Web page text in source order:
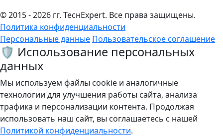
© 2015 - 2026 гг. ТеcнExpert. Все права защищены.
Политика конфиденциальности
Персональные данные Пользовательское соглашение
🛡️ Использование персональных
данных
Мы используем файлы cookie и аналогичные
технологии для улучшения работы сайта, анализа
трафика и персонализации контента. Продолжая
использовать наш сайт, вы соглашаетесь с нашей
Политикой конфиденциальности.